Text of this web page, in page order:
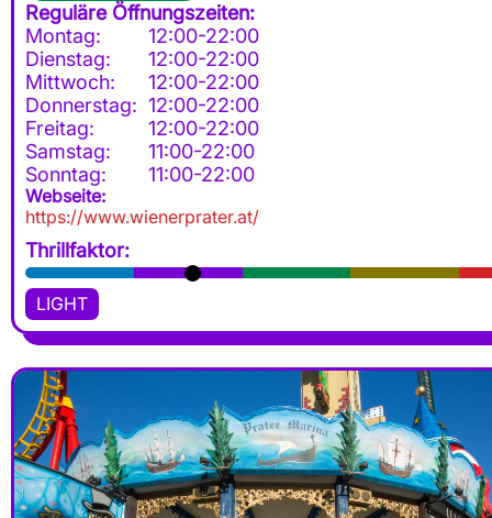
Reguläre Öffnungszeiten:
Montag:
12:00-22:00
Dienstag:
12:00-22:00
Mittwoch:
12:00-22:00
Donnerstag: 12:00-22:00
Freitag:
12:00-22:00
Samstag:
11:00-22:00
Sonntag:
11:00-22:00
Webseite:
https://www.wienerprater.at/
Thrillfaktor:
LIGHT